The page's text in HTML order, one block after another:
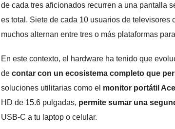
de cada tres aficionados recurren a una pantalla
es total. Siete de cada 10 usuarios de
muchos alternan entre tres o más plataformas
En este contexto, el hardware ha tenido que
de contar con un ecosistema completo que
soluciones utilitarias como el monitor portátil
HD de 15.6 pulgadas, permite sumar una
USB-C a tu laptop o celular.